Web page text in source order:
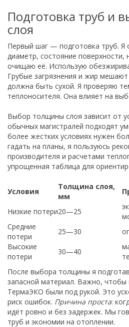
Подготовка труб и
слоя
Первый шаг — подготовка труб. Я
диаметр, состояние
очищаю её. Использую
Грубые загрязнения и жир
должна быть сухой. Я проверяю
теплоносителя. Она влияет на
Выбор толщины слоя зависит от
обычных магистралей подходят
более жестких условиях нужен
гадать на планы, я пользуюсь
производителя и расчетами
упрощенная таблица для
Условия
Толщина слоя,
мм
Низкие потери20—25
Средние
потери
25—30
Высокие
потери
30—40
После выбора толщины я
запасной материал. Важно, чтобы
ТермаЭКО были под рукой. Это
риск ошибок. Причина проста:
идёт ровно и без задержек. Мы
труб и экономии на отоплении.